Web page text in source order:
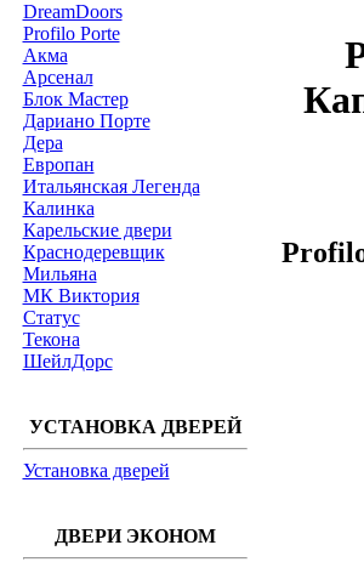
DreamDoors
Profilo Porte
Акма
Арсенал
Блок Мастер
Дариано Порте
Дера
Европан
Итальянская Легенда
Калинка
Карельские двери
Краснодеревщик
Мильяна
МК Виктория
Статус
Текона
ШейлДорс
УСТАНОВКА ДВЕРЕЙ
Установка дверей
ДВЕРИ ЭКОНОМ